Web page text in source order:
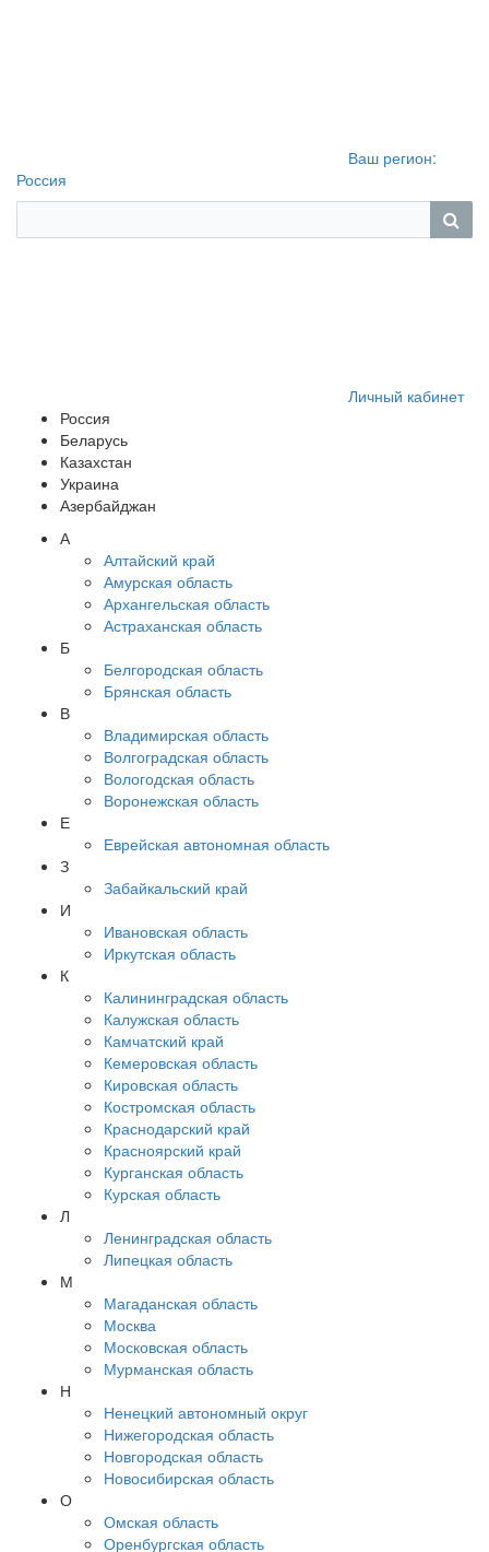
Ваш регион:
Россия
Личный кабинет
Россия
Беларусь
Казахстан
Украина
Азербайджан
А
Алтайский край
Амурская область
Архангельская область
Астраханская область
Б
Белгородская область
Брянская область
В
Владимирская область
Волгоградская область
Вологодская область
Воронежская область
Е
Еврейская автономная область
З
Забайкальский край
И
Ивановская область
Иркутская область
К
Калининградская область
Калужская область
Камчатский край
Кемеровская область
Кировская область
Костромская область
Краснодарский край
Красноярский край
Курганская область
Курская область
Л
Ленинградская область
Липецкая область
М
Магаданская область
Москва
Московская область
Мурманская область
Н
Ненецкий автономный округ
Нижегородская область
Новгородская область
Новосибирская область
О
Омская область
Оренбургская область